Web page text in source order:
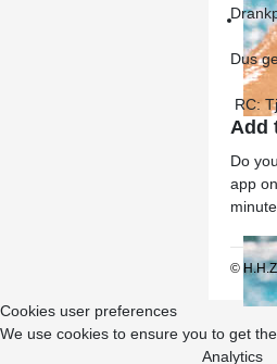
Add
Do
app
Dus
RC:
©
Cookies user preferences
We use cookies to ensure you to get
Analytics